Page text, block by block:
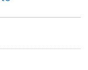
, DIN173